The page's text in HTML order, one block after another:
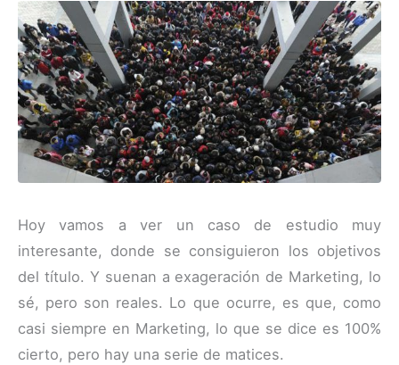
Hoy vamos a ver un caso de estudio muy
interesante, donde se consiguieron los objetivos
del título. Y suenan a exageración de Marketing, lo
sé, pero son reales. Lo que ocurre, es que, como
casi siempre en Marketing, lo que se dice es 100%
cierto, pero hay una serie de matices.